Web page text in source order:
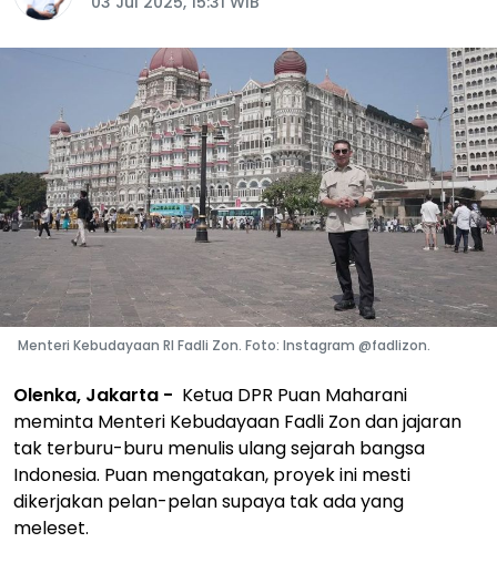
Menteri Kebudayaan RI Fadli Zon. Foto: Instagram @fadlizon.
Olenka, Jakarta - Ketua DPR Puan Maharani
meminta Menteri Kebudayaan Fadli Zon dan jajaran
tak terburu-buru menulis ulang sejarah bangsa
Indonesia. Puan mengatakan, proyek ini mesti
dikerjakan pelan-pelan supaya tak ada yang
meleset.